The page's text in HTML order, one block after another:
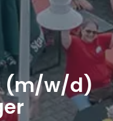
(m/w/d)